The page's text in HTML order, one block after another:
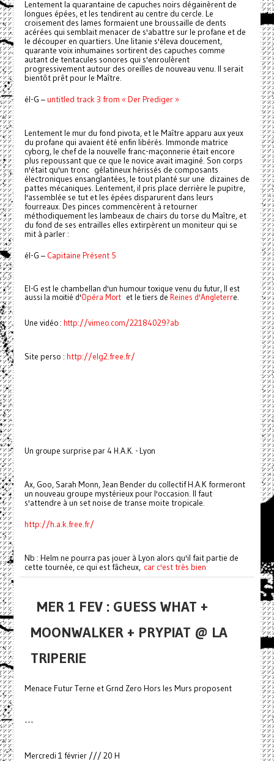
Lentement la quarantaine de capuches noirs dégainèrent de
longues épées, et les tendirent au centre du cercle. Le
croisement des lames formaient une broussaille de dents
acérées qui semblait menacer de s'abattre sur le profane et de
le découper en quartiers. Une litanie s'éleva doucement,
quarante voix inhumaines sortirent des capuches comme
autant de tentacules sonores qui s'enroulèrent
progressivement autour des oreilles de nouveau venu. Il serait
bientôt prêt pour le Maître.
él-G –untitled track 3 from « Der Prediger »
Lentement le mur du fond pivota, et le Maître apparu aux yeux
du profane qui avaient été enfin libérés. Immonde matrice
cyborg, le chef de la nouvelle franc-maçonnerie était encore
plus repoussant que ce que le novice avait imaginé. Son corps
n'était qu'un tronc gélatineux hérissés de composants
électroniques ensanglantées, le tout planté sur une dizaines de
pattes mécaniques. Lentement, il pris place derrière le pupitre,
l'assemblée se tut et les épées disparurent dans leurs
fourreaux. Des pinces commencèrent à retourner
méthodiquement les lambeaux de chairs du torse du Maître, et
du fond de ses entrailles elles extirpèrent un moniteur qui se
mit à parler :
él-G – Capitaine Présent 5
El-G est le chambellan d'un humour toxique venu du futur, Il est
aussi la moitié d'Opéra Mortet le tiers de Reines d'Angleterre.
Une vidéo : http://vimeo.com/22184029?ab
Site perso : http://elg2.free.fr/
Un groupe surprise par 4 H.A.K. - Lyon
Ax, Goo, Sarah Monn, Jean Bender du collectif H.A.K formeront
un nouveau groupe mystérieux pour l'occasion. Il faut
s'attendre à un set noise de transe moite tropicale.
http://h.a.k.free.fr/
Nb : Helm ne pourra pas jouer à Lyon alors qu'il fait partie de
cette tournée, ce qui est fâcheux, car c'est très bien
MER 1 FEV : GUESS WHAT +
MOONWALKER + PRYPIAT @ LA
TRIPERIE
Menace Futur Terne et Grnd Zero Hors les Murs proposent
---
Mercredi 1 février /// 20 H